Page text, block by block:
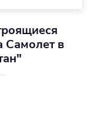
Самолет в